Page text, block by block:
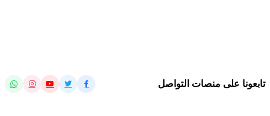
تابعونا على منصات التواصل